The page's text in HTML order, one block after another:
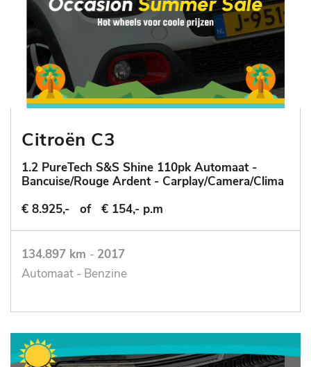
Citroën C3
1.2 PureTech S&S Shine 110pk Automaat -
Bancuise/Rouge Ardent - Carplay/Camera/Clima
€ 8.925,-
of € 154,- p.m
134.897 km - 2017
Automaat - Benzine